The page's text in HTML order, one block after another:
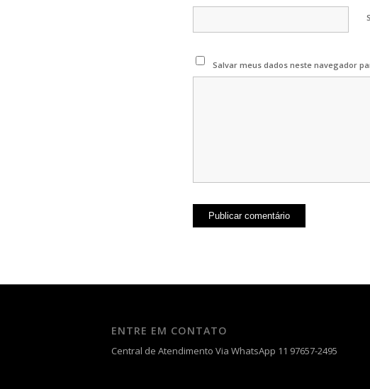
Salvar meus dados neste navegador
ENTRE EM CONTATO
Central de Atendimento Via WhatsApp 11 97657-2495